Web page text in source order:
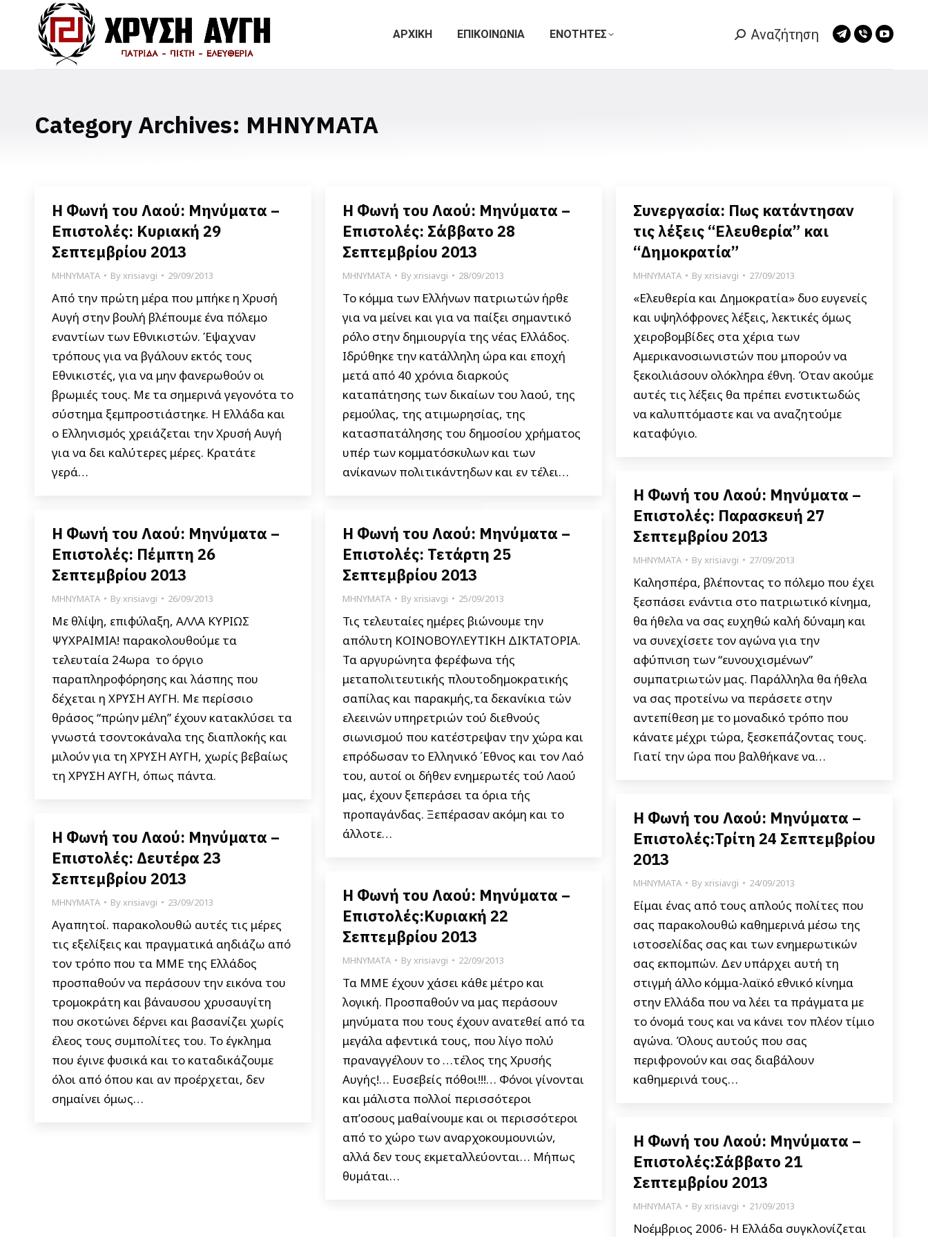
ΑΡΧΙΚΗ ΕΠΙΚΟΙΝΩΝΙΑ ΕΝΟΤΗΤΕΣ Search:
Αναζήτηση
Telegram
Viber
Category Archives: ΜΗΝΥΜΑΤΑ
Η Φωνή του Λαού: Μηνύματα –
Επιστολές: Κυριακή 29
Σεπτεμβρίου 2013
ΜΗΝΥΜΑΤΑ Byxrisiavgi 29/09/2013
Από την πρώτη μέρα που μπήκε η Χρυσή
Αυγή στην βουλή βλέπουμε ένα πόλεμο
εναντίων των Εθνικιστών. Έψαχναν
τρόπους για να βγάλουν εκτός τους
Εθνικιστές, για να μην φανερωθούν οι
βρωμιές τους. Με τα σημερινά γεγονότα το
σύστημα ξεμπροστιάστηκε. Η Ελλάδα και
ο Ελληνισμός χρειάζεται την Χρυσή Αυγή
για να δει καλύτερες μέρες. Κρατάτε
γερά…
Η Φωνή του Λαού: Μηνύματα –
Επιστολές: Σάββατο 28
Σεπτεμβρίου 2013
ΜΗΝΥΜΑΤΑ Byxrisiavgi 28/09/2013
Το κόμμα των Ελλήνων πατριωτών ήρθε
για να μείνει και για να παίξει σημαντικό
ρόλο στην δημιουργία της νέας Ελλάδος.
Ιδρύθηκε την κατάλληλη ώρα και εποχή
μετά από 40 χρόνια διαρκούς
καταπάτησης των δικαίων του λαού, της
ρεμούλας, της ατιμωρησίας, της
κατασπατάλησης του δημοσίου χρήματος
υπέρ των κομματόσκυλων και των
ανίκανων πολιτικάντηδων και εν τέλει…
Συνεργασία: Πως κατάντησαν
τις λέξεις “Ελευθερία” και
“Δημοκρατία”
ΜΗΝΥΜΑΤΑ Byxrisiavgi 27/09/2013
«Ελευθερία και Δημοκρατία» δυο ευγενείς
και υψηλόφρονες λέξεις, λεκτικές όμως
χειροβομβίδες στα χέρια των
Αμερικανοσιωνιστών που μπορούν να
ξεκοιλιάσουν ολόκληρα έθνη. Όταν ακούμε
αυτές τις λέξεις θα πρέπει ενστικτωδώς
να καλυπτόμαστε και να αναζητούμε
καταφύγιο.
Η Φωνή του Λαού: Μηνύματα –
Επιστολές: Παρασκευή 27
Σεπτεμβρίου 2013
ΜΗΝΥΜΑΤΑ Byxrisiavgi 27/09/2013
Καλησπέρα, βλέποντας το πόλεμο που έχει
ξεσπάσει ενάντια στο πατριωτικό κίνημα,
θα ήθελα να σας ευχηθώ καλή δύναμη και
να συνεχίσετε τον αγώνα για την
αφύπνιση των “ευνουχισμένων”
συμπατριωτών μας. Παράλληλα θα ήθελα
να σας προτείνω να περάσετε στην
αντεπίθεση με το μοναδικό τρόπο που
κάνατε μέχρι τώρα, ξεσκεπάζοντας τους.
Γιατί την ώρα που βαλθήκανε να…
Η Φωνή του Λαού: Μηνύματα –
Επιστολές: Πέμπτη 26
Σεπτεμβρίου 2013
ΜΗΝΥΜΑΤΑ Byxrisiavgi 26/09/2013
Με θλίψη, επιφύλαξη, ΑΛΛΑ ΚΥΡΙΩΣ
ΨΥΧΡΑΙΜΙΑ! παρακολουθούμε τα
τελευταία 24ωρα το όργιο
παραπληροφόρησης και λάσπης που
δέχεται η ΧΡΥΣΗ ΑΥΓΗ. Με περίσσιο
θράσος “πρώην μέλη” έχουν κατακλύσει τα
γνωστά τσοντοκάναλα της διαπλοκής και
μιλούν για τη ΧΡΥΣΗ ΑΥΓΗ, χωρίς βεβαίως
τη ΧΡΥΣΗ ΑΥΓΗ, όπως πάντα.
Η Φωνή του Λαού: Μηνύματα –
Επιστολές: Τετάρτη 25
Σεπτεμβρίου 2013
ΜΗΝΥΜΑΤΑ Byxrisiavgi 25/09/2013
Τις τελευταίες ημέρες βιώνουμε την
απόλυτη ΚΟΙΝΟΒΟΥΛΕΥΤΙΚΗ ΔΙΚΤΑΤΟΡΙΑ.
Τα αργυρώνητα φερέφωνα τής
μεταπολιτευτικής πλουτοδημοκρατικής
σαπίλας και παρακμής,τα δεκανίκια τών
ελεεινών υπηρετριών τού διεθνούς
σιωνισμού που κατέστρεψαν την χώρα και
επρόδωσαν το Ελληνικό ΄Εθνος και τον Λαό
του, αυτοί οι δήθεν ενημερωτές τού Λαού
μας, έχουν ξεπεράσει τα όρια τής
προπαγάνδας. Ξεπέρασαν ακόμη και το
άλλοτε…
Η Φωνή του Λαού: Μηνύματα –
Επιστολές:Τρίτη 24 Σεπτεμβρίου
2013
ΜΗΝΥΜΑΤΑ Byxrisiavgi 24/09/2013
Είμαι ένας από τους απλούς πολίτες που
σας παρακολουθώ καθημερινά μέσω της
ιστοσελίδας σας και των ενημερωτικών
σας εκπομπών. Δεν υπάρχει αυτή τη
στιγμή άλλο κόμμα-λαϊκό εθνικό κίνημα
στην Ελλάδα που να λέει τα πράγματα με
το όνομά τους και να κάνει τον πλέον τίμιο
αγώνα. Όλους αυτούς που σας
περιφρονούν και σας διαβάλουν
καθημερινά τους…
Η Φωνή του Λαού: Μηνύματα –
Επιστολές: Δευτέρα 23
Σεπτεμβρίου 2013
ΜΗΝΥΜΑΤΑ Byxrisiavgi 23/09/2013
Αγαπητοί. παρακολουθώ αυτές τις μέρες
τις εξελίξεις και πραγματικά αηδιάζω από
τον τρόπο που τα ΜΜΕ της Ελλάδος
προσπαθούν να περάσουν την εικόνα του
τρομοκράτη και βάναυσου χρυσαυγίτη
που σκοτώνει δέρνει και βασανίζει χωρίς
έλεος τους συμπολίτες του. Το έγκλημα
που έγινε φυσικά και το καταδικάζουμε
όλοι από όπου και αν προέρχεται, δεν
σημαίνει όμως…
Η Φωνή του Λαού: Μηνύματα –
Επιστολές:Κυριακή 22
Σεπτεμβρίου 2013
ΜΗΝΥΜΑΤΑ Byxrisiavgi 22/09/2013
Τα ΜΜΕ έχουν χάσει κάθε μέτρο και
λογική. Προσπαθούν να μας περάσουν
μηνύματα που τους έχουν ανατεθεί από τα
μεγάλα αφεντικά τους, που λίγο πολύ
πραναγγέλουν το …τέλος της Χρυσής
Αυγής!… Ευσεβείς πόθοι!!!… Φόνοι γίνονται
και μάλιστα πολλοί περισσότεροι
απ’οσους μαθαίνουμε και οι περισσότεροι
από το χώρο των αναρχοκουμουνιών,
αλλά δεν τους εκμεταλλεύονται… Μήπως
θυμάται…
Η Φωνή του Λαού: Μηνύματα –
Επιστολές:Σάββατο 21
Σεπτεμβρίου 2013
ΜΗΝΥΜΑΤΑ Byxrisiavgi 21/09/2013
Νοέμβριος 2006- Η Ελλάδα συγκλονίζεται